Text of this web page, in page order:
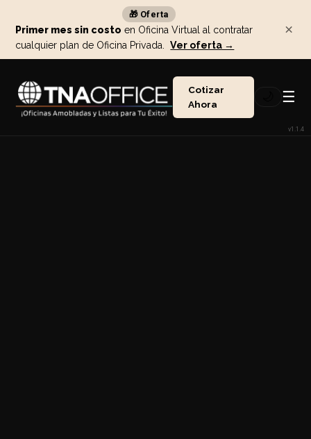
🎁 Oferta
Primer mes sin costo en Oficina Virtual al contratar
cualquier plan de Oficina Privada.Ver oferta →
×
Cotizar
Ahora
☰
v1.1.4